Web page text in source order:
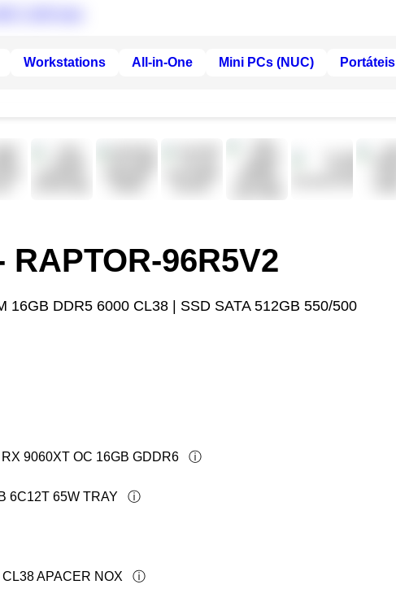
Workstations All-in-One Mini PCs (NUC) Portáteis
96R5V2
16GB DDR5 6000 CL38 | SSD SATA 512GB 550/500
9060XT OC 16GB GDDR6
6C12T 65W TRAY
APACER NOX